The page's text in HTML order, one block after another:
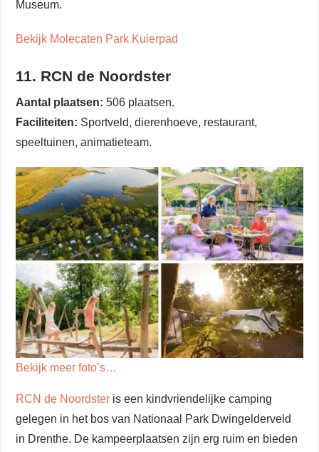
Museum.
Bekijk Molecaten Park Kuierpad
11. RCN de Noordster
Aantal plaatsen: 506 plaatsen.
Faciliteiten: Sportveld, dierenhoeve, restaurant,
speeltuinen, animatieteam.
Bekijk meer foto’s…
RCN de Noordster is een kindvriendelijke camping
gelegen in het bos van Nationaal Park Dwingelderveld
in Drenthe. De kampeerplaatsen zijn erg ruim en bieden